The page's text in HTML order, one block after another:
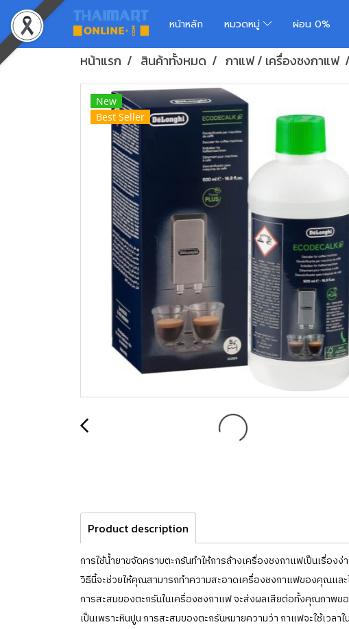
หน้าหลัก หมวดหมู่ ผ่อน 0%
หน้าแรก สินค้าทั้งหมด กาแฟ / เครื่องชงกาแฟ
New
Best Seller
Product description
การใช้น้ำยาขจัดคราบตะกรันทำให้การล้างเครื่องชงกาแฟเป็นเรื่องง่
วิธีนี้จะช่วยให้คุณสามารถทำความสะอาดเครื่องชงกาแฟของคุณแล
การสะสมของตะกรันในเครื่องชงกาแฟ จะส่งผลเสียต่อทั้งคุณภาพข
เป็นเพราะหินปูน การสะสมของตะกรันหมายความว่า กาแฟจะใช้เวล